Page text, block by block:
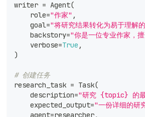
writer = Agent(
    role
="作家" ,
    goal
="将研究结果转化为易于理解
    backstory
="你是一位专业作家，
    verbose
=True ,
)
# 创建任务
research_task = Task(
    description
="研究 {topic} 的最
    expected_output
="一份详细的研
    agent
=researcher,